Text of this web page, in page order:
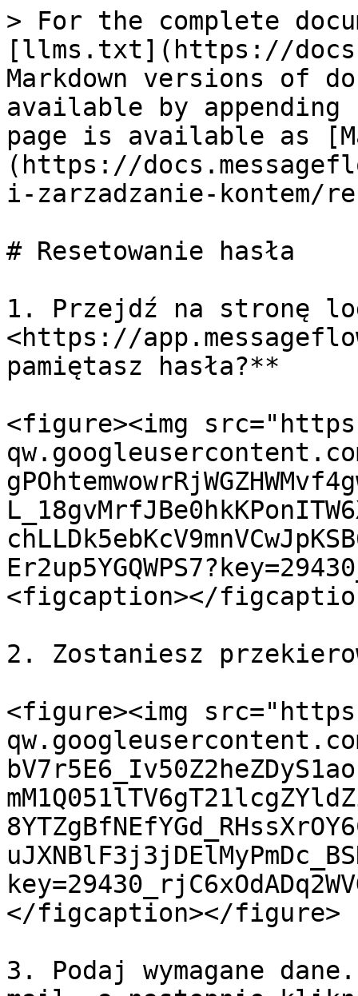
> For the complete
[llms.txt](https://
Markdown versions of
available by
page is available as
(https://
i-zarzadzanie-kontem/
# Resetowanie hasła
1. Przejdź na stronę
<https://
pamiętasz hasła?**
<figure><img
<figcaption></
2. Zostaniesz
<figure><img
</figcaption></figure>
3. Podaj wymagane